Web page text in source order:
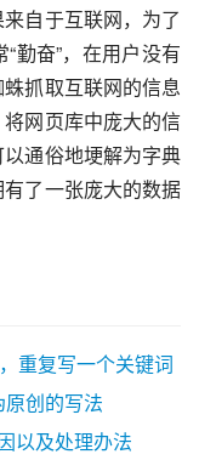
自于互联网，为了
勤奋”，在用户没有
抓取互联网的信息
网页库中庞大的信
通俗地埂解为字典
了一张庞大的数据
重复写一个关键词
创的写法
以及处理办法